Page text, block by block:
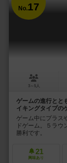
No.17
3～5人
ゲームの進行とと
イキングタイプの
ゲーム中にプラス
ドゲーム。５ラ
勝利です。
21
興味あり